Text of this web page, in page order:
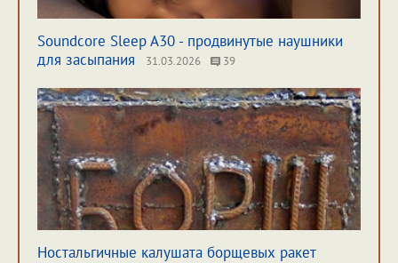
Soundcore Sleep A30 - продвинутые наушники
для засыпания
31.03.2026 39
Ностальгичные калушата борщевых ракет